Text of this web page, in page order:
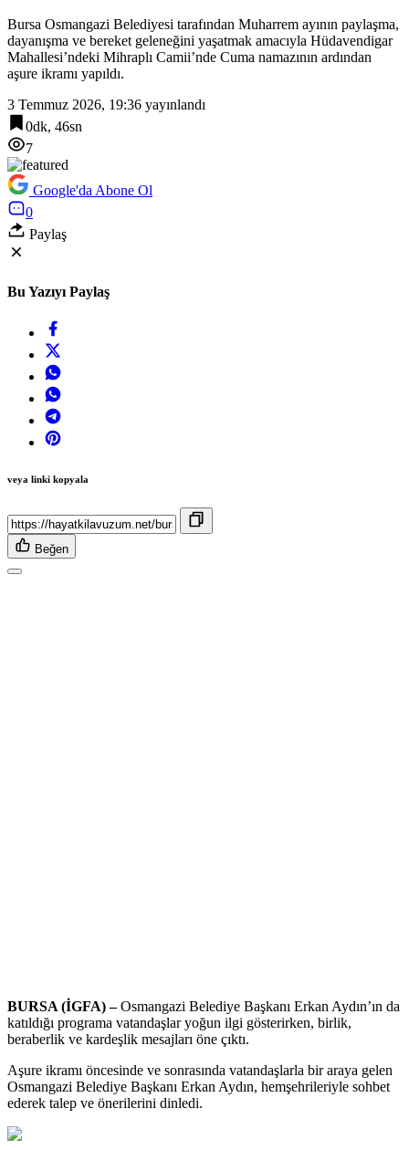
Bursa Osmangazi Belediyesi tarafından Muharrem ayının paylaşma,
dayanışma ve bereket geleneğini yaşatmak amacıyla Hüdavendigar
Mahallesi’ndeki Mihraplı Camii’nde Cuma namazının ardından
aşure ikramı yapıldı.
3 Temmuz 2026, 19:36 yayınlandı
0dk, 46sn
7
Google'da Abone Ol
0
Paylaş
Bu Yazıyı Paylaş
veya linki kopyala
Beğen
BURSA (İGFA) –Osmangazi Belediye Başkanı Erkan Aydın’ın da
katıldığı programa vatandaşlar yoğun ilgi gösterirken, birlik,
beraberlik ve kardeşlik mesajları öne çıktı.
Aşure ikramı öncesinde ve sonrasında vatandaşlarla bir araya gelen
Osmangazi Belediye Başkanı Erkan Aydın, hemşehrileriyle sohbet
ederek talep ve önerilerini dinledi.